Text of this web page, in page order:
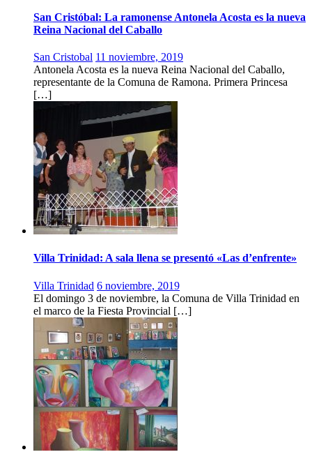
San Cristóbal: La ramonense Antonela Acosta es la nueva
Reina Nacional del Caballo
San Cristobal 11 noviembre, 2019
Antonela Acosta es la nueva Reina Nacional del Caballo,
representante de la Comuna de Ramona. Primera Princesa
[…]
Villa Trinidad: A sala llena se presentó «Las d’enfrente»
Villa Trinidad 6 noviembre, 2019
El domingo 3 de noviembre, la Comuna de Villa Trinidad en
el marco de la Fiesta Provincial […]